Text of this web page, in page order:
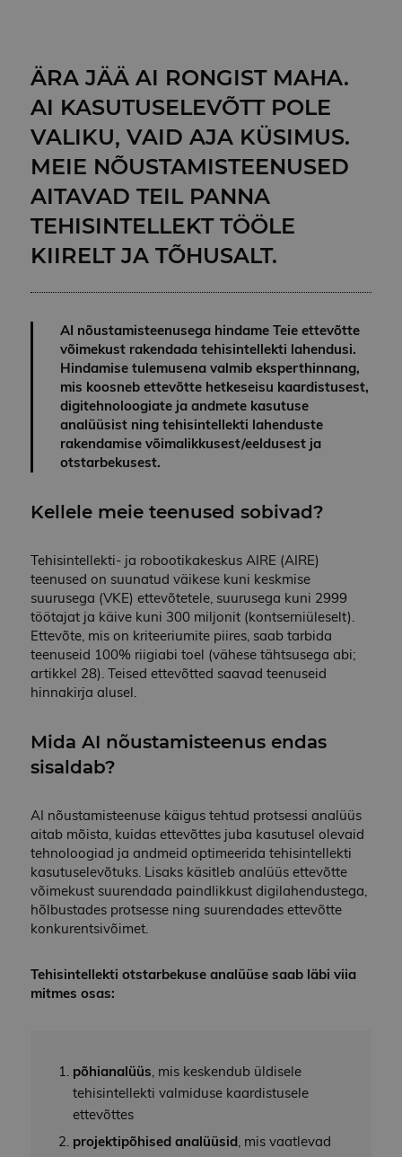
ÄRA JÄÄ AI RONGIST MAHA.
AI KASUTUSELEVÕTT POLE
VALIKU, VAID AJA KÜSIMUS.
MEIE NÕUSTAMISTEENUSED
AITAVAD TEIL PANNA
TEHISINTELLEKT TÖÖLE
KIIRELT JA TÕHUSALT.
AI nõustamisteenusega hindame Teie ettevõtte
võimekust rakendada tehisintellekti lahendusi.
Hindamise tulemusena valmib eksperthinnang,
mis koosneb ettevõtte hetkeseisu kaardistusest,
digitehnoloogiate ja andmete kasutuse
analüüsist ning tehisintellekti lahenduste
rakendamise võimalikkusest/eeldusest ja
otstarbekusest.
Kellele meie teenused sobivad?
Tehisintellekti- ja robootikakeskus AIRE (AIRE)
teenused on suunatud väikese kuni keskmise
suurusega (VKE) ettevõtetele, suurusega kuni 2999
töötajat ja käive kuni 300 miljonit (kontserniüleselt).
Ettevõte, mis on kriteeriumite piires, saab tarbida
teenuseid 100% riigiabi toel (vähese tähtsusega abi;
artikkel 28) . Teised ettevõtted saavad teenuseid
hinnakirja alusel.
Mida AI nõustamisteenus endas
sisaldab?
AI nõustamisteenuse käigus tehtud protsessi analüüs
aitab mõista, kuidas ettevõttes juba kasutusel olevaid
tehnoloogiad ja andmeid optimeerida tehisintellekti
kasutuselevõtuks. Lisaks käsitleb analüüs ettevõtte
võimekust suurendada paindlikkust digilahendustega,
hõlbustades protsesse ning suurendades ettevõtte
konkurentsivõimet.
Tehisintellekti otstarbekuse analüüse saab läbi viia
mitmes osas:
põhianalüüs, mis keskendub üldisele
tehisintellekti valmiduse kaardistusele
ettevõttes
projektipõhised analüüsid , mis vaatlevad